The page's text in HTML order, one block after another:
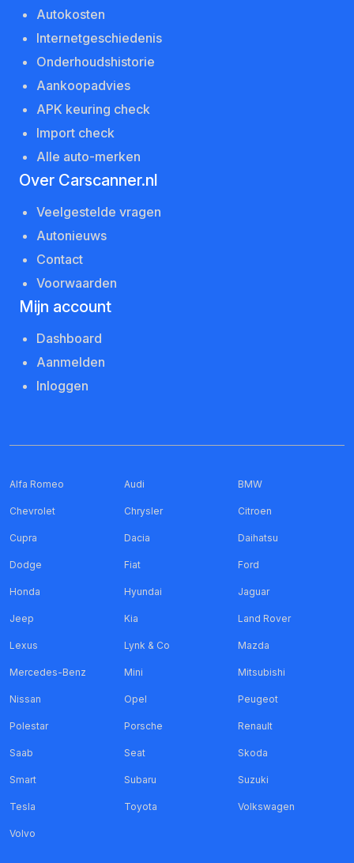
Autokosten
Internetgeschiedenis
Onderhoudshistorie
Aankoopadvies
APK keuring check
Import check
Alle auto-merken
Over Carscanner.nl
Veelgestelde vragen
Autonieuws
Contact
Voorwaarden
Mijn account
Dashboard
Aanmelden
Inloggen
Alfa Romeo Audi BMW
Chevrolet Chrysler Citroen
Cupra Dacia Daihatsu
Dodge Fiat Ford
Honda Hyundai Jaguar
Jeep Kia Land Rover
Lexus Lynk & Co Mazda
Mercedes-Benz Mini Mitsubishi
Nissan Opel Peugeot
Polestar Porsche Renault
Saab Seat Skoda
Smart Subaru Suzuki
Tesla Toyota Volkswagen
Volvo